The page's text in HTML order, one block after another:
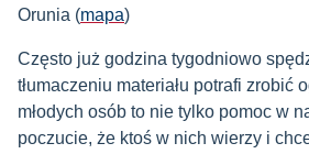
Orunia (mapa)
Często już godzina tygodniowo
tłumaczeniu materiału potrafi zrobić
młodych osób to nie tylko pomoc w
poczucie, że ktoś w nich wierzy i